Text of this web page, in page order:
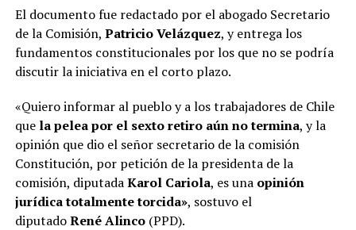
El documento fue redactado por el abogado Secretario
de la Comisión, Patricio Velázquez, y entrega los
fundamentos constitucionales por los que no se podría
discutir la iniciativa en el corto plazo.
«Quiero informar al pueblo y a los trabajadores de Chile
quela pelea por el sexto retiro aún no termina, y la
opinión que dio el señor secretario de la comisión
Constitución, por petición de la presidenta de la
comisión, diputadaKarol Cariola, es una opinión
jurídica totalmente torcida», sostuvo el
diputadoRené Alinco(PPD).